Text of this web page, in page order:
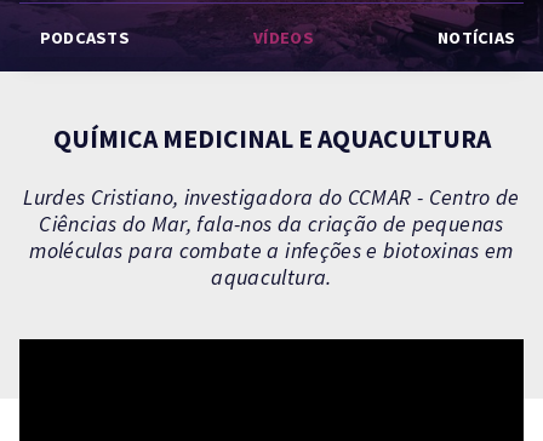
PODCASTS VÍDEOS NOTÍCIAS
QUÍMICA MEDICINAL E AQUACULTURA
Lurdes Cristiano, investigadora do CCMAR - Centro de
Ciências do Mar, fala-nos da criação de pequenas
moléculas para combate a infeções e biotoxinas em
aquacultura.